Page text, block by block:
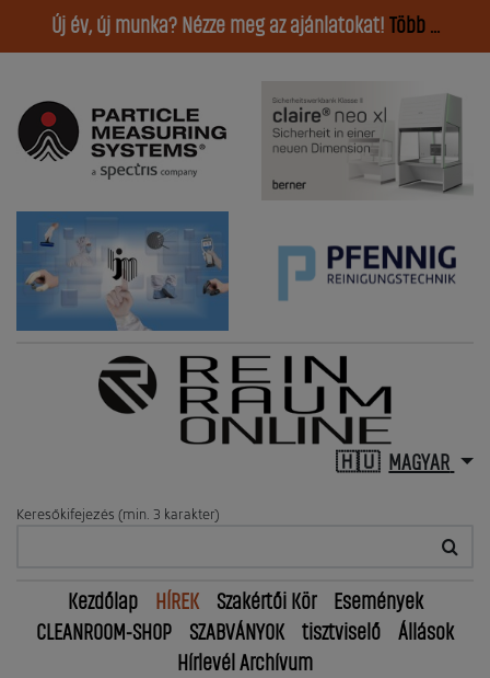
Új év, új munka? Nézze meg az ajánlatokat! Több ...
MAGYAR
Keresőkifejezés (min. 3 karakter)
Kezdőlap HÍREK Szakértői Kör
Események
CLEANROOM-SHOP
SZABVÁNYOK tisztviselő
Állások
Hírlevél Archívum